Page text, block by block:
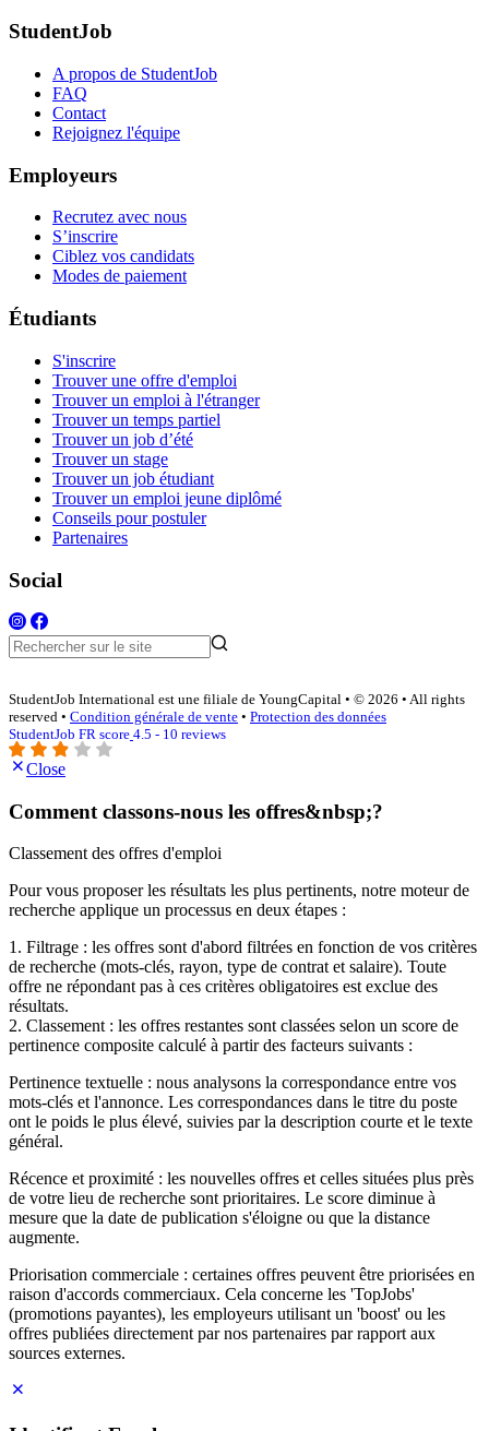
StudentJob
A propos de StudentJob
FAQ
Contact
Rejoignez l'équipe
Employeurs
Recrutez avec nous
S’inscrire
Ciblez vos candidats
Modes de paiement
Étudiants
S'inscrire
Trouver une offre d'emploi
Trouver un emploi à l'étranger
Trouver un temps partiel
Trouver un job d’été
Trouver un stage
Trouver un job étudiant
Trouver un emploi jeune diplômé
Conseils pour postuler
Partenaires
Social
StudentJob International est une filiale de YoungCapital • © 2026 • All rights
reserved • Condition générale de vente • Protection des données
StudentJob FR score 4.5 - 10 reviews
Close
Comment classons-nous les offres&nbsp;?
Classement des offres d'emploi
Pour vous proposer les résultats les plus pertinents, notre moteur de
recherche applique un processus en deux étapes :
1. Filtrage : les offres sont d'abord filtrées en fonction de vos critères
de recherche (mots-clés, rayon, type de contrat et salaire). Toute
offre ne répondant pas à ces critères obligatoires est exclue des
résultats.
2. Classement : les offres restantes sont classées selon un score de
pertinence composite calculé à partir des facteurs suivants :
Pertinence textuelle : nous analysons la correspondance entre vos
mots-clés et l'annonce. Les correspondances dans le titre du poste
ont le poids le plus élevé, suivies par la description courte et le texte
général.
Récence et proximité : les nouvelles offres et celles situées plus près
de votre lieu de recherche sont prioritaires. Le score diminue à
mesure que la date de publication s'éloigne ou que la distance
augmente.
Priorisation commerciale : certaines offres peuvent être priorisées en
raison d'accords commerciaux. Cela concerne les 'TopJobs'
(promotions payantes), les employeurs utilisant un 'boost' ou les
offres publiées directement par nos partenaires par rapport aux
sources externes.